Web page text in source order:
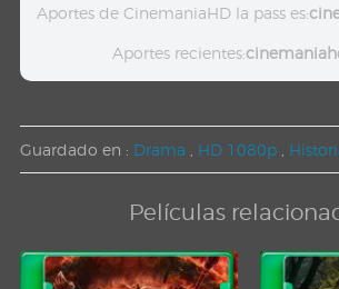
Aportes de CinemaniaHD la pass es:
Aportes recientes:
Guardado en : Drama , HD 1080p ,
Películas